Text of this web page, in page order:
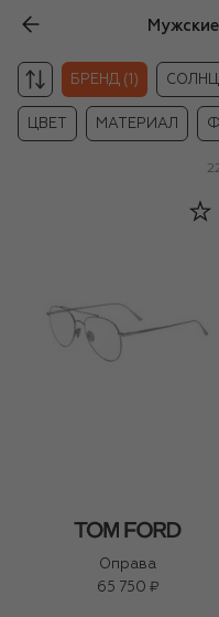
БРЕНД (1)
ЦВЕТ МАТЕРИАЛ
Оправа
65 750 ₽